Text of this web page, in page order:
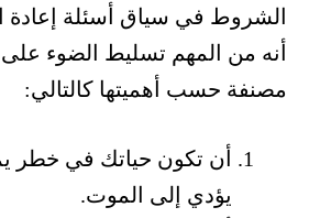
الشروط في سياق أسئلة إعادة
أنه من المهم تسليط الضوء على
مصنفة حسب أهميتها كالتالي:
أن تكون حياتك في خطر
يؤدي إلى الموت.